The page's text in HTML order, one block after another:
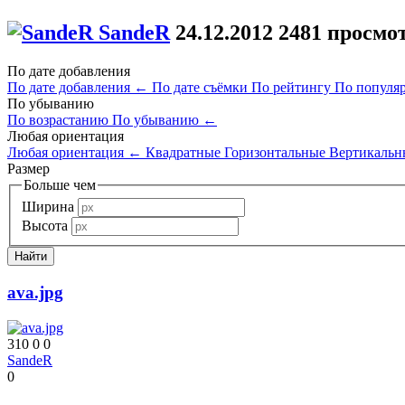
SandeR 24.12.2012 2481
По дате добавления
По дате добавления ← По дате съёмки По рейтингу По
По убыванию
По возрастанию По убыванию ←
Любая ориентация
Любая ориентация ← Квадратные Горизонтальные
Размер
Больше чем
Ширина
Высота
ava.jpg
310 0 0
SandeR
0